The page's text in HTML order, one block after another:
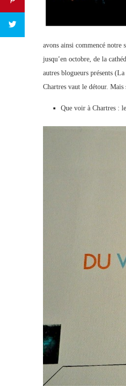
avons ainsi commencé
jusqu’en octobre, de la
autres blogueurs présents
Chartres vaut le détour.
Que voir à Chartres : le